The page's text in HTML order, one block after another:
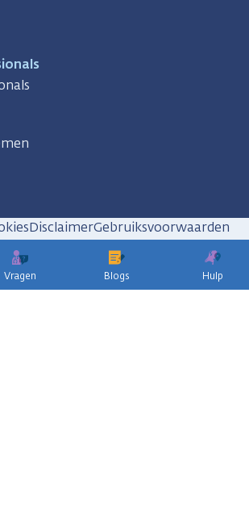
Vragen Blogs Hulp
DisclaimerGebruiksvoorwaarden